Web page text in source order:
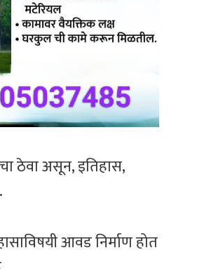
ठेवा असून, इतिहास,
आवड निर्माण होत